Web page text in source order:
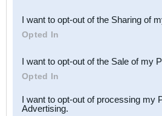
Downstream Participants
third parties.
I want to opt-out of the Sharing of
Opted In
I want to opt-out of the Sale of my
Opted In
I want to opt-out of processing my
Advertising.